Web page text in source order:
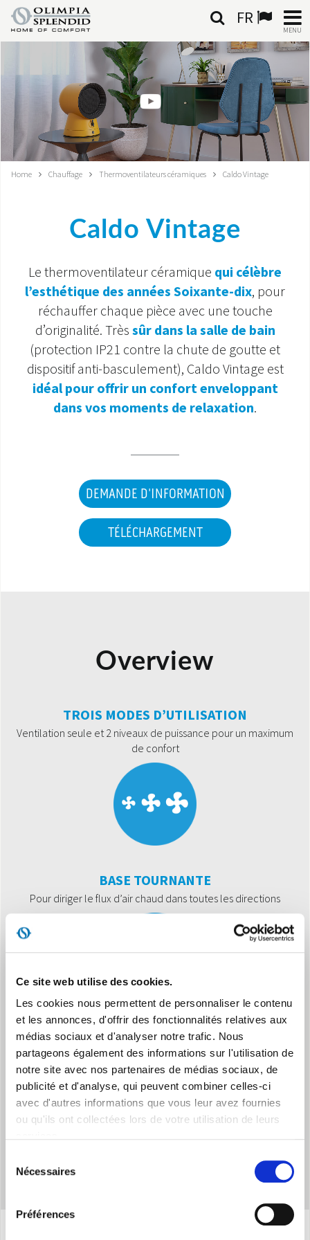
Ce site web utilise des cookies.
Les cookies nous permettent de personnaliser le contenu
et les annonces, d'offrir des fonctionnalités relatives aux
médias sociaux et d'analyser notre trafic. Nous
partageons également des informations sur l'utilisation de
notre site avec nos partenaires de médias sociaux, de
publicité et d'analyse, qui peuvent combiner celles-ci
avec d'autres informations que vous leur avez fournies
ou qu'ils ont collectées lors de votre utilisation de leurs
Nécessaires
Préférences
FR
MENU
CLIMATISATION
CHAUFFAGE
SYSTÈMES INTÉGRÉS
MONDE OS
SAV ET GARANTIE
DOCUMENTATIONS
Home Chauffage Thermoventilateurs céramiques Caldo Vintage
Caldo Vintage
Le thermoventilateur céramique qui célèbre
l’esthétique des années Soixante-dix, pour
réchauffer chaque pièce avec une touche
d’originalité. Très sûr dans la salle de bain
(protection IP21 contre la chute de goutte et
dispositif anti-basculement), Caldo Vintage est
idéal pour offrir un confort enveloppant
dans vos moments de relaxation.
DEMANDE D'INFORMATION
TÉLÉCHARGEMENT
Overview
TROIS MODES D’UTILISATION
Ventilation seule et 2 niveaux de puissance pour un maximum
de confort
BASE TOURNANTE
Pour diriger le flux d’air chaud dans toutes les directions
SYSTEME SECURISE
Protection IP21 contre la chute de gouttes d'eau et dispositif
anti-basculement